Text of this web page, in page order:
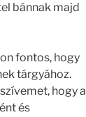
bánnak majd
fontos, hogy
tárgyához.
hogy a
és